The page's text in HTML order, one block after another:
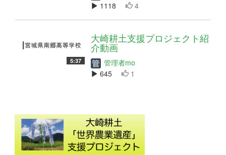
1118
4
5:37
大崎耕土支援プロジェクト紹
介動画
管理者mo
645
1